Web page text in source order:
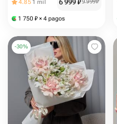
4.85 1 mil 6 999₽9 999₽
1 750 ₽ × 4 pagos
-30%